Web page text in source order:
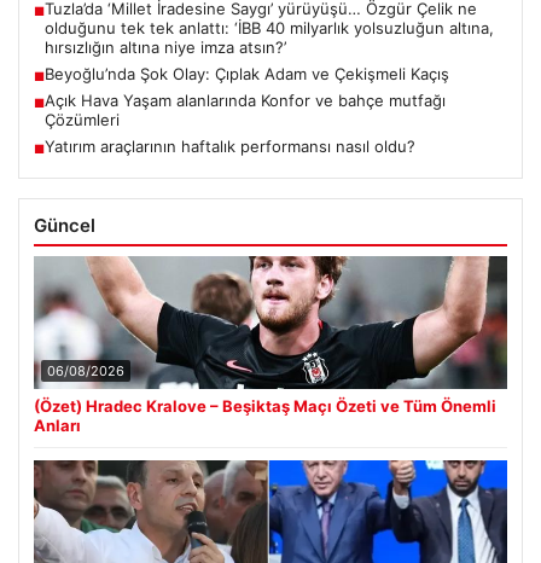
■Tuzla’da ‘Millet İradesine Saygı’ yürüyüşü… Özgür Çelik ne
olduğunu tek tek anlattı: ‘İBB 40 milyarlık yolsuzluğun altına,
hırsızlığın altına niye imza atsın?’
■Beyoğlu’nda Şok Olay: Çıplak Adam ve Çekişmeli Kaçış
■Açık Hava Yaşam alanlarında Konfor ve bahçe mutfağı
Çözümleri
■Yatırım araçlarının haftalık performansı nasıl oldu?
Güncel
06/08/2026
(Özet) Hradec Kralove – Beşiktaş Maçı Özeti ve Tüm Önemli
Anları